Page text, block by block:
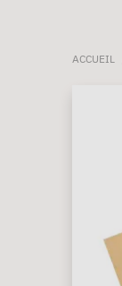
ACCUEIL